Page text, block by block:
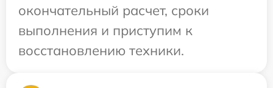
окончательный расчет, сроки
выполнения и приступим к
восстановлению техники.